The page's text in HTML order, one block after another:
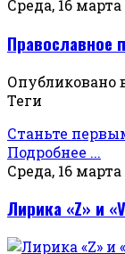
Среда, 16 марта
Православное
Опубликовано
Теги
Станьте
Подробнее ...
Среда, 16 марта
Лирика «Z» и